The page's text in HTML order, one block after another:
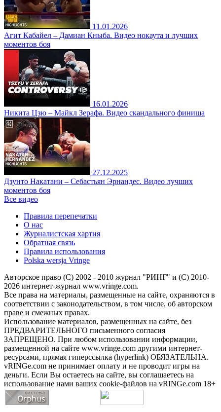
11.01.2026
Агит Кабайел – Дамиан Кныба. Видео нокаута и лучших
моментов боя
16.01.2026
Никита Цзю – Майкл Зерафа. Видео скандального финиша
27.12.2025
Дзунто Накатани – Себастьян Эрнандес. Видео лучших
моментов боя
Все видео
Правила перепечатки
О нас
Журналистская хартия
Обратная связь
Правила использования
Polska wersja Vringe
Авторское право (С) 2002 - 2010 журнал "РИНГ" и (С) 2010-
2026 интернет-журнал www.vringe.com.
Все права на материалы, размещенные на сайте, охраняются в
соответствии с законодательством, в том числе, об авторском
праве и смежных правах.
Использование материалов, размещенных на сайте, без
ПРЕДВАРИТЕЛЬНОГО письменного согласия
ЗАПРЕЩЕНО. При любом использовании информации,
размещенной на сайте www.vringe.com другими интернет-
ресурсами, прямая гиперссылка (hyperlink) ОБЯЗАТЕЛЬНА.
vRINGe.com не принимает оплату и не проводит игры на
деньги. Если Вы остаетесь на сайте, вы соглашаетесь на
использование нами ваших cookie-файлов на vRINGe.com 18+